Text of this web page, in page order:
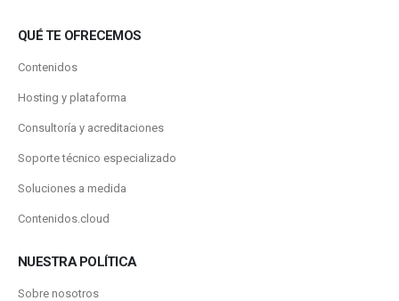
QUÉ TE OFRECEMOS
Contenidos
Hosting y plataforma
Consultoría y acreditaciones
Soporte técnico especializado
Soluciones a medida
Contenidos.cloud
NUESTRA POLÍTICA
Sobre nosotros